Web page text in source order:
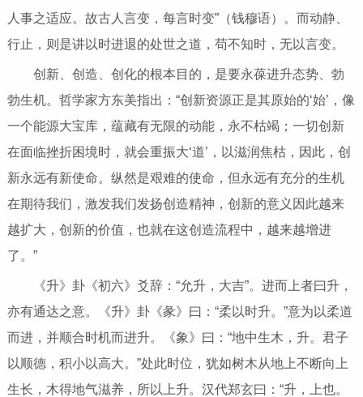
人事之适应。故古人言变，每言时变”（钱穆语）。而动静、
行止，则是讲以时进退的处世之道，苟不知时，无以言变。
创新、创造、创化的根本目的，是要永葆进升态势、勃
勃生机。哲学家方东美指出：“创新资源正是其原始的‘始’，像
一个能源大宝库，蕴藏有无限的动能，永不枯竭；一切创新
在面临挫折困境时，就会重振大‘道’，以滋润焦枯，因此，创
新永远有新使命。纵然是艰难的使命，但永远有充分的生机
在期待我们，激发我们发扬创造精神，创新的意义因此越来
越扩大，创新的价值，也就在这创造流程中，越来越增进
了。”
《升》卦《初六》爻辞：“允升，大吉”。进而上者曰升，
亦有通达之意。《升》卦《彖》曰：“柔以时升。”意为以柔道
而进，并顺合时机而进升。《象》曰：“地中生木，升。君子
以顺德，积小以高大。”处此时位，犹如树木从地上不断向上
生长，木得地气滋养，所以上升。汉代郑玄曰：“升，上也。